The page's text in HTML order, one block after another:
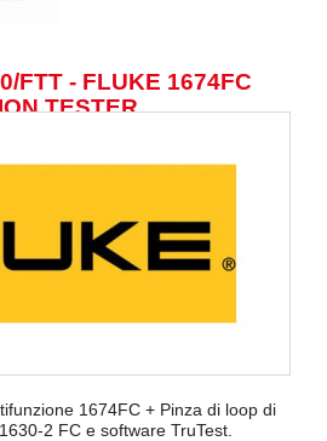
FTT - FLUKE 1674FC
TESTER
1674FC + Pinza di loop di
2 FC e software TruTest.